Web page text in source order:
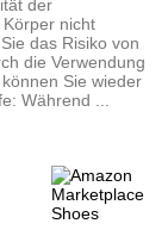
der
nicht
das Risiko von
die Verwendung
Sie wieder
Während ...